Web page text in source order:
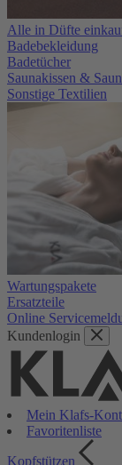
Alle in Düfte
Badebekleidung
Badetücher
Saunakissen &
Sonstige Textilien
Wartungspakete
Ersatzteile
Online
Kundenlogin
Mein Klafs-
Favoritenliste
Kopfstützen